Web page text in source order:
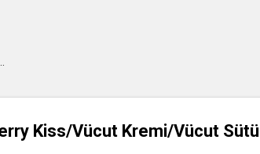
Kiss/Vücut Kremi/Vücut Sütü